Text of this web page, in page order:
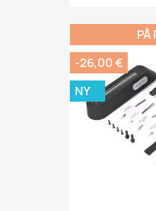
PÅ
-26,00 €
NY